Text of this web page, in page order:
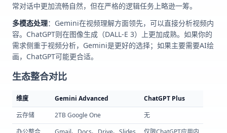
常对话中更加流畅自然，但在严格的逻辑任务上略逊一筹。
多模态处理：Gemini在视频理解方面领先，可以直接分析视频内
容。ChatGPT则在图像生成（DALL-E 3）上更加成熟。如果你的
需求侧重于视频分析，Gemini是更好的选择；如果主要需要AI绘
画，ChatGPT可能更合适。
生态整合对比
维度 Gemini Advanced
ChatGPT Plus
云存储
2TB Google One
无